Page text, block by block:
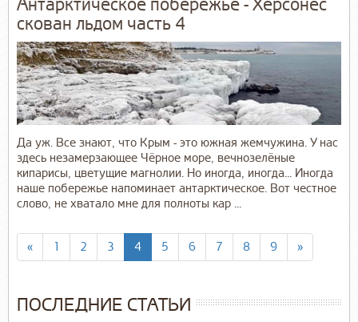
Антарктическое побережье - Херсонес
скован льдом часть 4
Да уж. Все знают, что Крым - это южная жемчужина. У нас
здесь незамерзающее Чёрное море, вечнозелёные
кипарисы, цветущие магнолии. Но иногда, иногда... Иногда
наше побережье напоминает антарктическое. Вот честное
слово, не хватало мне для полноты кар ...
« 1 2 3 4 5 6 7 8 9 »
ПОСЛЕДНИЕ СТАТЬИ